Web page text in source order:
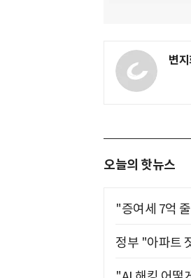
변
오늘의 핫뉴스
"증여세 7억
정부 "아파트